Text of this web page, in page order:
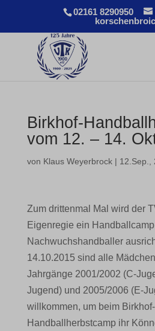
02161 8290950
Birkhof-
vom 12. – 14.
von Klaus Weyerbrock| 12.Sep.,
Zum drittenmal Mal wird der
Eigenregie ein
Nachwuchshandballer
14.10.2015 sind alle
Jahrgänge 2001/2002 (C-
Jugend) und 2005/2006 (E-
willkommen, um beim Birkhof-
Handballherbstcamp ihr